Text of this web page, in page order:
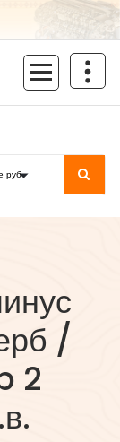
/
2